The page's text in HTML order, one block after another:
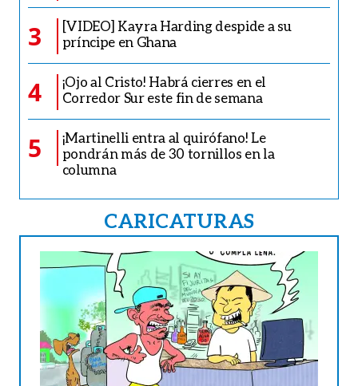
3
[VIDEO] Kayra Harding despide a su
príncipe en Ghana
4
¡Ojo al Cristo! Habrá cierres en el
Corredor Sur este fin de semana
5
¡Martinelli entra al quirófano! Le
pondrán más de 30 tornillos en la
columna
CARICATURAS